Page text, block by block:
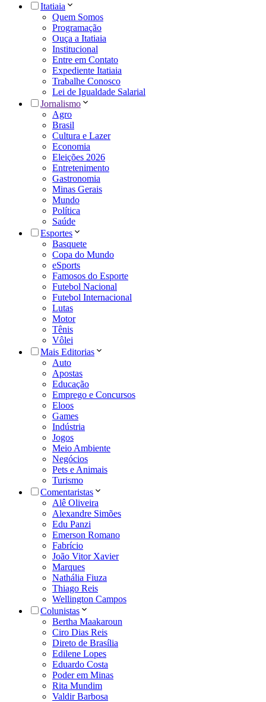
Itatiaia
Quem Somos
Programação
Ouça a Itatiaia
Institucional
Entre em Contato
Expediente Itatiaia
Trabalhe Conosco
Lei de Igualdade Salarial
Jornalismo
Agro
Brasil
Cultura e Lazer
Economia
Eleições 2026
Entretenimento
Gastronomia
Minas Gerais
Mundo
Política
Saúde
Esportes
Basquete
Copa do Mundo
eSports
Famosos do Esporte
Futebol Nacional
Futebol Internacional
Lutas
Motor
Tênis
Vôlei
Mais Editorias
Auto
Apostas
Educação
Emprego e Concursos
Eloos
Games
Indústria
Jogos
Meio Ambiente
Negócios
Pets e Animais
Turismo
Comentaristas
Alê Oliveira
Alexandre Simões
Edu Panzi
Emerson Romano
Fabrício
João Vitor Xavier
Marques
Nathália Fiuza
Thiago Reis
Wellington Campos
Colunistas
Bertha Maakaroun
Ciro Dias Reis
Direto de Brasília
Edilene Lopes
Eduardo Costa
Poder em Minas
Rita Mundim
Valdir Barbosa